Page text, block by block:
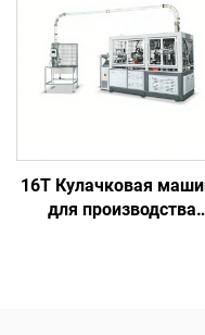
16T Кулачковая
для производства